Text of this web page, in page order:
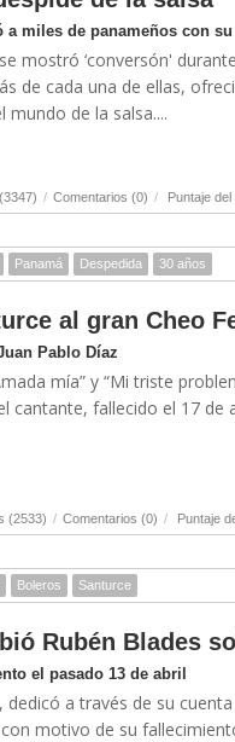
a miles de panameños con
mostró ‘conversón'
de cada una de ellas,
de la salsa....
/ Comentarios (0) / Puntaje
Panamá Despedida 30 años
al gran Cheo
Pablo Díaz
mía” y “Mi triste
cantante, fallecido el 17 de
(2533) / Comentarios (0) / Puntaje
Boleros Santurce
Rubén Blades
el pasado 13 de abril
dedicó a través de su
motivo de su